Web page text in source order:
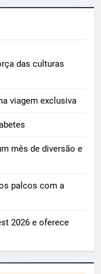
das culturas
viagem exclusiva
mês de diversão e
palcos com a
2026 e oferece